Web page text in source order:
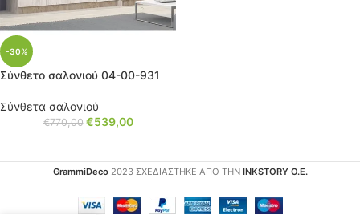
-30%
Σύνθετο σαλονιού 04-00-931
Σύνθετα σαλονιού
€770,00 €539,00
GrammiDeco 2023 ΣΧΕΔΙΑΣΤΗΚΕ ΑΠΟ ΤΗΝ INKSTORY Ο.Ε.